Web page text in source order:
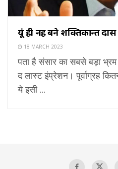
यूं ही नहीं बने शक्तिकान्त
18 MARCH 2023
पता है संसार का सबसे बड़ा
द लास्ट इंप्रेशन। पूर्वाग्रह
ये इसी ...